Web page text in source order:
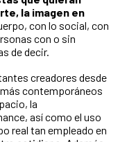
la imagen en
con lo social, con
con o sin
de decir.
creadores desde
contemporáneos
la
así como el uso
real tan empleado en